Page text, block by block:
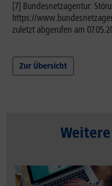
[7] Bundesnetzagentur:
https://
zuletzt abgerufen am
Zur Übersicht